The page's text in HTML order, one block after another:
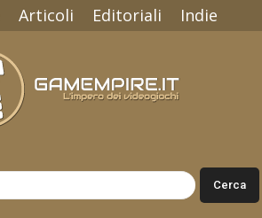
Articoli Editoriali Indie